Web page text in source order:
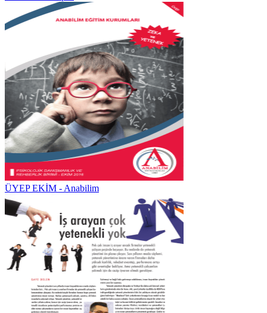
ÜYEP EKİM - Anabilim